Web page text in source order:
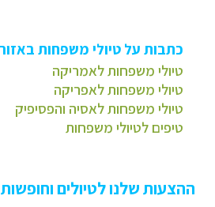
כתבות על טיולי משפחות
טיולי משפחות לאמריקה
טיולי משפחות לאפריקה
טיולי משפחות לאסיה והפסיפיק
טיפים לטיולי משפחות
ההצעות שלנו לטיולים וחופשות